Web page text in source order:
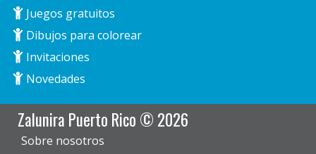
Juegos gratuitos
Dibujos para colorear
Invitaciones
Novedades
Zalunira Puerto Rico © 2026
Sobre nosotros